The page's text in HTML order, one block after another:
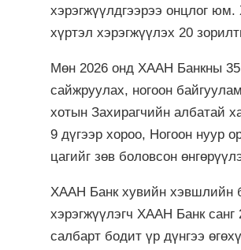
хэрэгжүүлдгээрээ онцлог
хүртэл хэрэгжүүлэх 20
Мөн 2026 онд ХААН Банкны
сайжруулах, ногоон
хотын Захирагчийн албатай
9 дүгээр хороо, Ногоон нуур
цагийг зөв боловсон
ХААН Банк хувийн хэвшлийн
хэрэгжүүлэгч ХААН Банк
салбарт бодит үр дүнгээ